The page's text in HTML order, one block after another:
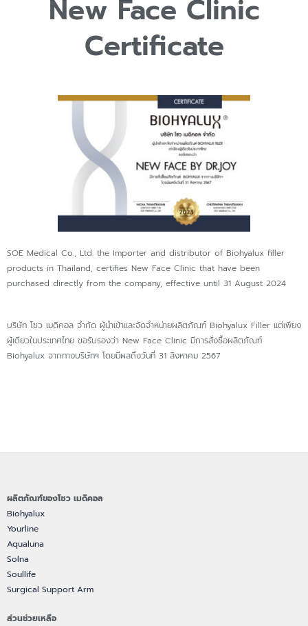
New Face Clinic
Certificate
SOE Medical Co., Ltd. the Importer and distributor of Biohyalux filler
products in Thailand, certifies New Face Clinic that have been
purchased directly from the company, effective until 31 August 2024
บริษัท โซว เมดิคอล จำกัด ผู้นำเข้าและจัดจำหน่ายผลิตภัณฑ์ Biohyalux Filler แต่เพียง
ผู้เดียวในประเทศไทย ขอรับรองว่า New Face Clinic มีการสั่งซื้อผลิตภัณฑ์
Biohyalux จากทางบริษัทฯ โดยมีผลถึงวันที่ 31 สิงหาคม 2567
ผลิตภัณฑ์ของโซว เมดิคอล
Biohyalux
Yourline
Aqualuna
Solna
Soullife
Surgical Support Arm
ส่วนช่วยเหลือ